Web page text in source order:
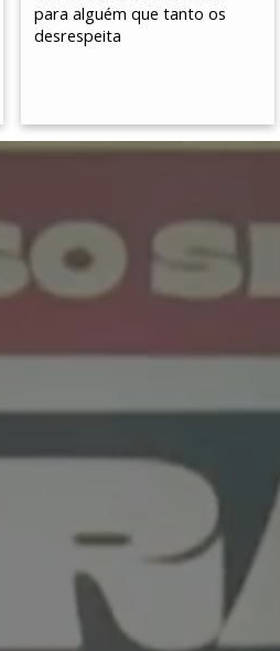
para alguém que tanto os
desrespeita